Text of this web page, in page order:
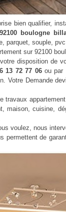
bien qualifier,
boulogne
parquet, souple,
sur 92100
disposition de
13 72 77 06 ou par
Votre Demande
maison, cuisine,
voulez, nous
de